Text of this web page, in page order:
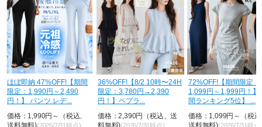
36%OFF!【8/2 10時〜24H
限定：3,780円→2,390
円！】ペプラ...
価格：2,390円（税込、送
料無料)(2026/7/31時点)
72%OFF!【期間限定：
1,099円～1,999円！】【年
間ランキング5位】 ...
価格：1,099円～（税込、
送料無料)(2026/7/31時点)
【7/31！クーポンで
円】 接触冷感 ワイド
ツ ストライプパンツ ...
価格：5,700円（税込
料無料)(2026/7/31時点)